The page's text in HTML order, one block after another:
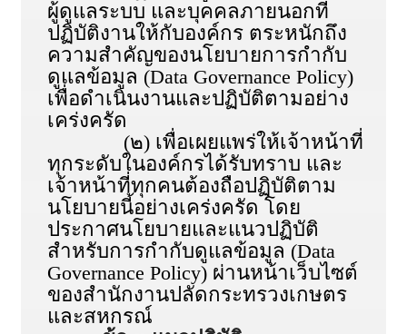
ผู้ดูแลระบบ และบุคคลภายนอกที่
ปฏิบัติงานให้กับองค์กร ตระหนักถึง
ความสำคัญของนโยบายการกำกับ
ดูแลข้อมูล (Data Governance Policy)
เพื่อดำเนินงานและปฏิบัติตามอย่าง
เคร่งครัด
(๒) เพื่อเผยแพร่ให้เจ้าหน้าที่
ทุกระดับในองค์กรได้รับทราบ และ
เจ้าหน้าที่ทุกคนต้องถือปฏิบัติตาม
นโยบายนี้อย่างเคร่งครัด โดย
ประกาศนโยบายและแนวปฏิบัติ
สำหรับการกำกับดูแลข้อมูล (Data
Governance Policy) ผ่านหน้าเว็บไซต์
ของสำนักงานปลัดกระทรวงเกษตร
และสหกรณ์